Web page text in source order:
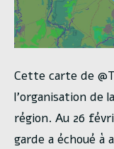
Cette carte de
l’organisation de
région. Au 26
garde a échoué